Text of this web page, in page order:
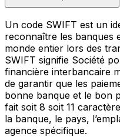
Un code SWIFT est un
reconnaître les banques
monde entier lors des
SWIFT signifie Société
financière interbancaire
de garantir que les
bonne banque et le bon
fait soit 8 soit 11
la banque, le pays,
agence spécifique.